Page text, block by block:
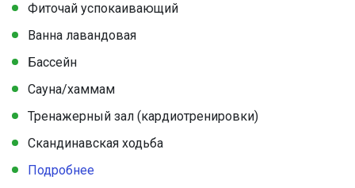
Фиточай успокаивающий
Ванна лавандовая
Бассейн
Сауна/хаммам
Тренажерный зал (кардиотренировки)
Скандинавская ходьба
Подробнее